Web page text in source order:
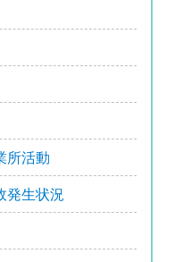
所活動
発生状況